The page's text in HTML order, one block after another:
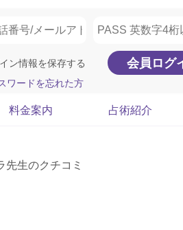
ン情報を保存する
ワードを忘れた方
料金案内 占術紹介
先生のクチコミ